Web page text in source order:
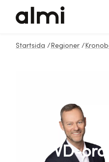
Startsida / Regioner /
VD-ord